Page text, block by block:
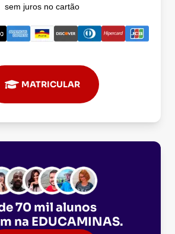
sem juros no cartão
MATRICULAR
70 mil alunos
na EDUCAMINAS.